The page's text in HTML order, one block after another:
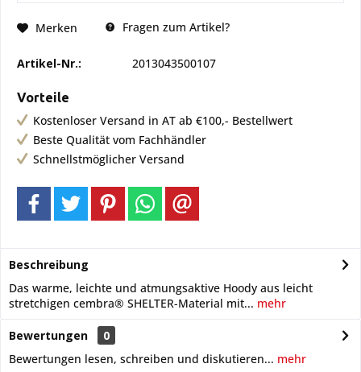
Merken Fragen zum Artikel?
Artikel-Nr.: 2013043500107
Vorteile
Kostenloser Versand in AT ab €100,- Bestellwert
Beste Qualität vom Fachhändler
Schnellstmöglicher Versand
Beschreibung
Das warme, leichte und atmungsaktive Hoody aus leicht
stretchigen cembra® SHELTER-Material mit... mehr
Bewertungen
0
Bewertungen lesen, schreiben und diskutieren... mehr